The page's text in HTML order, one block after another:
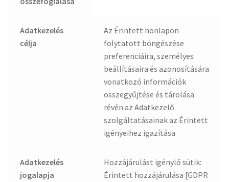
Adatkezelés
célja
Az Érintett honlapon
folytatott böngészése
preferenciáira, személyes
beállításaira és azonosítására
vonatkozó információk
összegyűjtése és tárolása
révén az Adatkezelő
szolgáltatásainak az Érintett
igényeihez igazítása
Adatkezelés
jogalapja
Hozzájárulást igénylő sütik:
Érintett hozzájárulása [GDPR